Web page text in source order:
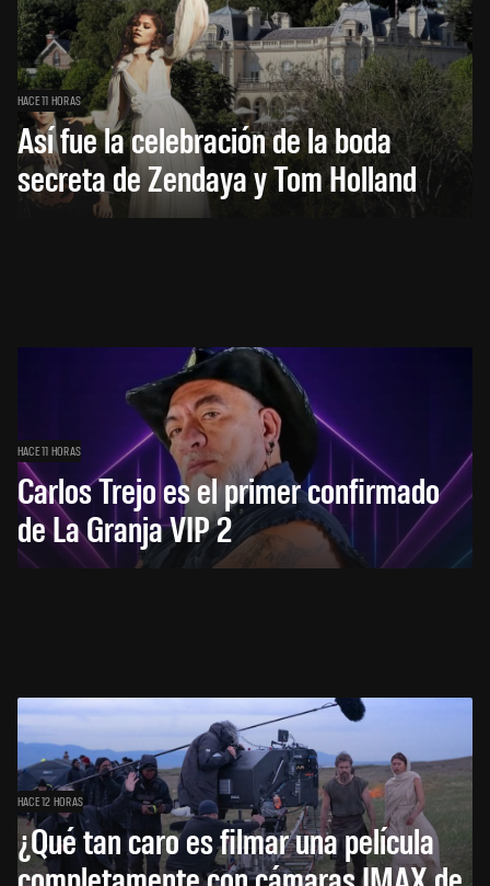
HACE 11 HORAS
Así fue la celebración de la boda
secreta de Zendaya y Tom Holland
HACE 11 HORAS
Carlos Trejo es el primer confirmado
de La Granja VIP 2
HACE 12 HORAS
¿Qué tan caro es filmar una película